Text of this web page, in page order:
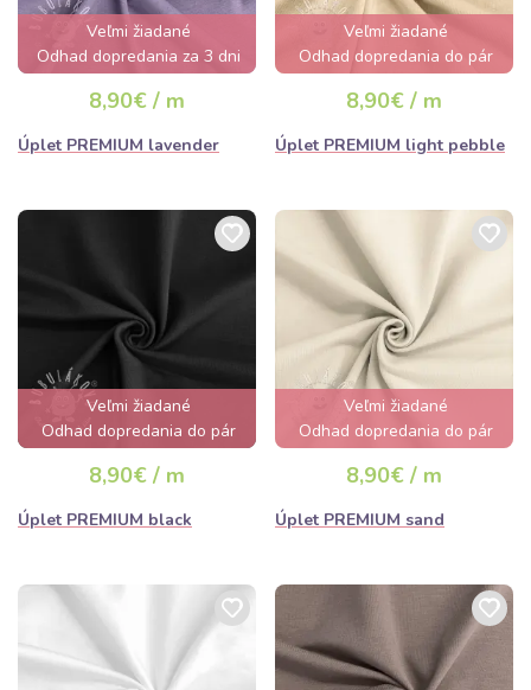
Veľmi žiadané
Odhad dopredania za 3 dni
8,90€ / m
Úplet PREMIUM lavender
Veľmi žiadané
Odhad dopredania do pár
hodín
8,90€ / m
Úplet PREMIUM light pebble
Veľmi žiadané
Odhad dopredania do pár
hodín
8,90€ / m
Úplet PREMIUM black
Veľmi žiadané
Odhad dopredania do pár
hodín
8,90€ / m
Úplet PREMIUM sand